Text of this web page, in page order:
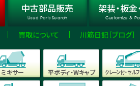
中古部品販売
Used Parts Search
架装・板金
Customize &
買取について 川筋日記［ブログ］
ミキサー 平ボディ・Wキャブ クレーン付・セル